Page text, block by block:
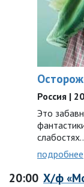
Россия |
Это
подробнее
20:00 Х/ф